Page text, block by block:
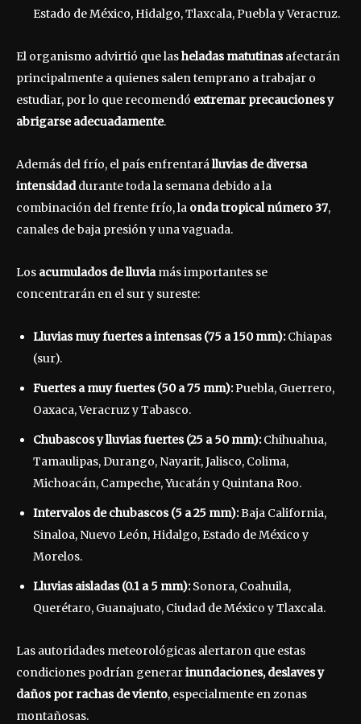
Estado de México, Hidalgo, Tlaxcala, Puebla y Veracruz.
El organismo advirtió que lasheladas matutinasafectarán
principalmente a quienes salen temprano a trabajar o
estudiar, por lo que recomendó extremar precauciones y
abrigarse adecuadamente.
Además del frío, el país enfrentarálluvias de diversa
intensidaddurante toda la semana debido a la
combinación del frente frío, la onda tropical número 37,
canales de baja presión y una vaguada.
Los acumulados de lluviamás importantes se
concentrarán en el sur y sureste:
Lluvias muy fuertes a intensas (75 a 150 mm):Chiapas
(sur).
Fuertes a muy fuertes (50 a 75 mm):Puebla, Guerrero,
Oaxaca, Veracruz y Tabasco.
Chubascos y lluvias fuertes (25 a 50 mm):Chihuahua,
Tamaulipas, Durango, Nayarit, Jalisco, Colima,
Michoacán, Campeche, Yucatán y Quintana Roo.
Intervalos de chubascos (5 a 25 mm):Baja California,
Sinaloa, Nuevo León, Hidalgo, Estado de México y
Morelos.
Lluvias aisladas (0.1 a 5 mm):Sonora, Coahuila,
Querétaro, Guanajuato, Ciudad de México y Tlaxcala.
Las autoridades meteorológicas alertaron que estas
condiciones podrían generarinundaciones, deslaves y
daños por rachas de viento, especialmente en zonas
montañosas.